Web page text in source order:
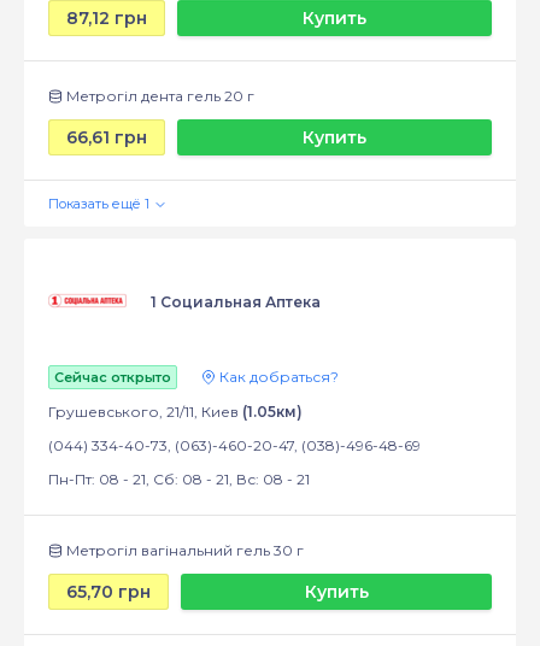
87,12 грн Купить
Метрогіл дента гель 20 г
66,61 грн Купить
1 Социальная Аптека
Сейчас открыто
Как добраться?
Грушевського, 21/11, Киев (1.05км)
(044) 334-40-73, (063)-460-20-47, (038)-496-48-69
Пн-Пт: 08 - 21, Сб: 08 - 21, Вс: 08 - 21
Метрогіл вагінальний гель 30 г
65,70 грн Купить